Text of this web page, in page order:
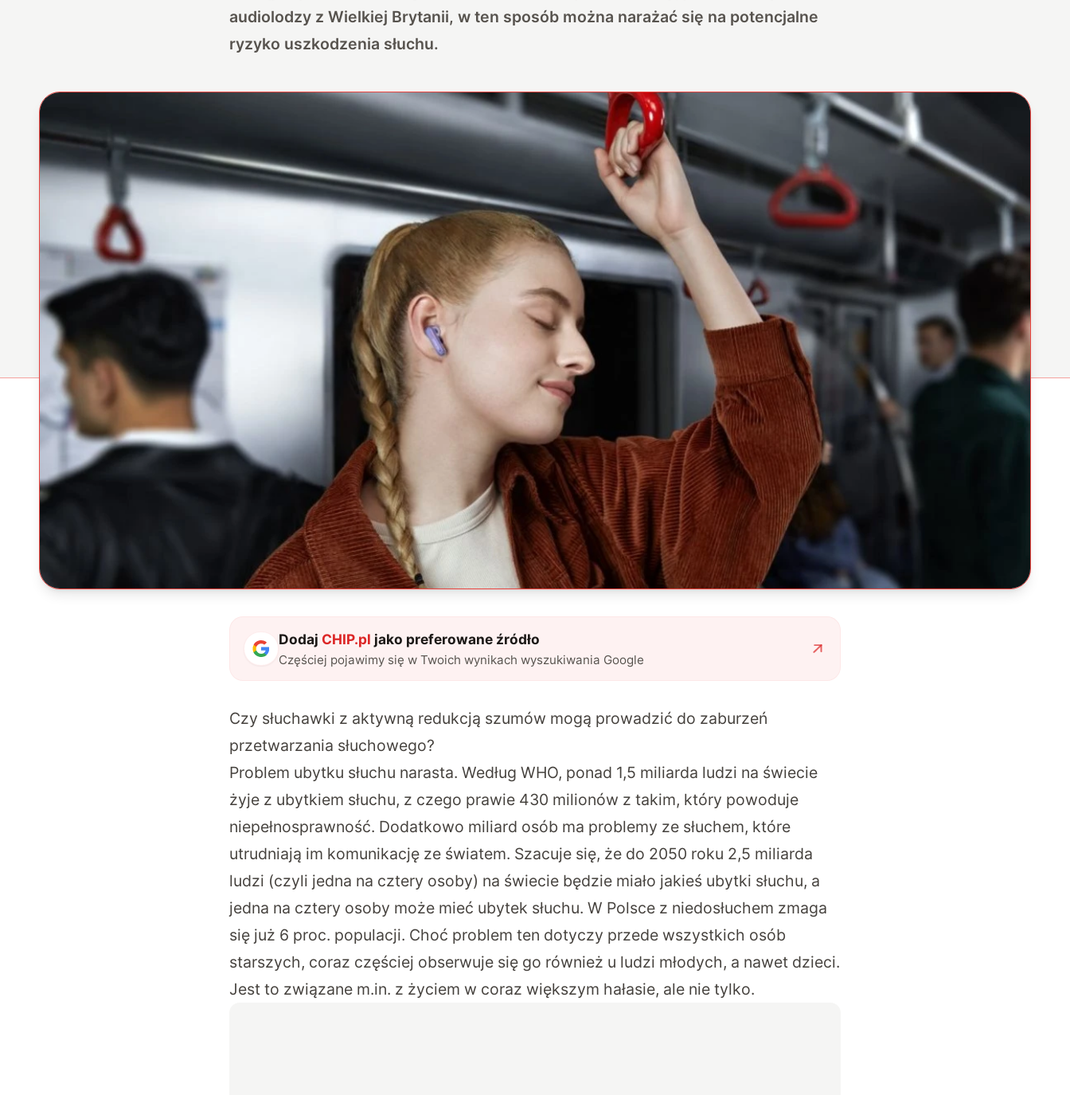
audiolodzy z Wielkiej Brytanii, w ten sposób można narażać się na potencjalne
ryzyko uszkodzenia słuchu.
Dodaj CHIP.pl jako preferowane źródło
Częściej pojawimy się w Twoich wynikach wyszukiwania Google
Czy słuchawki z aktywną redukcją szumów mogą prowadzić do zaburzeń
przetwarzania słuchowego?
Problem ubytku słuchu narasta. Według WHO, ponad 1,5 miliarda ludzi na świecie
żyje z ubytkiem słuchu, z czego prawie 430 milionów z takim, który powoduje
niepełnosprawność. Dodatkowo miliard osób ma problemy ze słuchem, które
utrudniają im komunikację ze światem. Szacuje się, że do 2050 roku 2,5 miliarda
ludzi (czyli jedna na cztery osoby) na świecie będzie miało jakieś ubytki słuchu, a
jedna na cztery osoby może mieć ubytek słuchu. W Polsce z niedosłuchem zmaga
się już 6 proc. populacji. Choć problem ten dotyczy przede wszystkich osób
starszych, coraz częściej obserwuje się go również u ludzi młodych, a nawet dzieci.
Jest to związane m.in. z życiem w coraz większym hałasie, ale nie tylko.